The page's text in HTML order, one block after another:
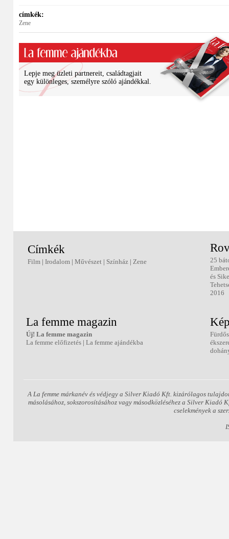
címkék:
Zene
Lepje meg üzleti partnereit, családtagjait
egy különleges, személyre szóló ajándékkal.
Címkék
Film | Irodalom | Művészet | Színház | Zene
25
és
2016
La femme magazin
Új! La femme magazin
La femme előfizetés | La femme ajándékba
A La femme márkanév és védjegy a Silver Kiadó Kft. kizárólagos
másolásához, sokszorosításához vagy másodközléséhez a Silver
cselekmények a